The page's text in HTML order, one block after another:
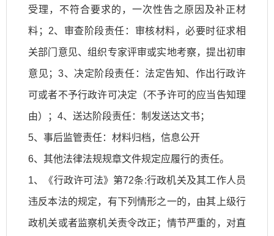
受理，不符合要求的，一次性告之原因及补正材
料；2、审查阶段责任：审核材料，必要时征求相
关部门意见、组织专家评审或实地考察，提出初审
意见；3、决定阶段责任：法定告知、作出行政许
可或者不予行政许可决定（不予许可的应当告知理
由）；4、送达阶段责任：制发送达文书；
5、事后监管责任：材料归档，信息公开
6、其他法律法规规章文件规定应履行的责任。
1、《行政许可法》第72条:行政机关及其工作人员
违反本法的规定，有下列情形之一的，由其上级行
政机关或者监察机关责令改正；情节严重的，对直